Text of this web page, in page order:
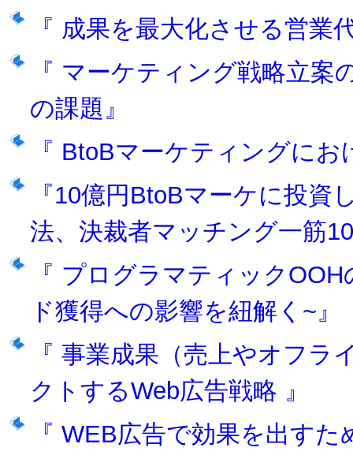
『 成果を最大化させる営業
『 マーケティング戦略立
の課題』
『 BtoBマーケティングに
『10億円BtoBマーケに投
法、決裁者マッチング一筋
『 プログラマティック
ド獲得への影響を紐解く~』
『 事業成果（売上やオフ
クトするWeb広告戦略 』
『 WEB広告で効果を出す